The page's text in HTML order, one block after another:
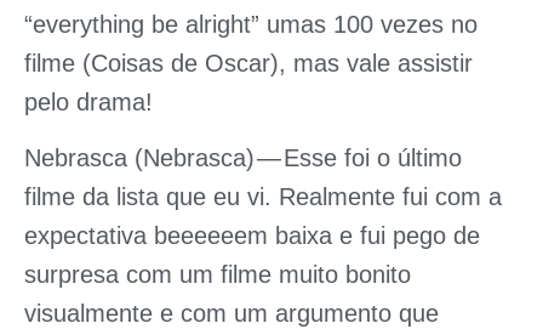
“everything be alright” umas 100 vezes no
filme (Coisas de Oscar), mas vale assistir
pelo drama!
Nebrasca (Nebrasca)— Esse foi o último
filme da lista que eu vi. Realmente fui com a
expectativa beeeeeem baixa e fui pego de
surpresa com um filme muito bonito
visualmente e com um argumento que